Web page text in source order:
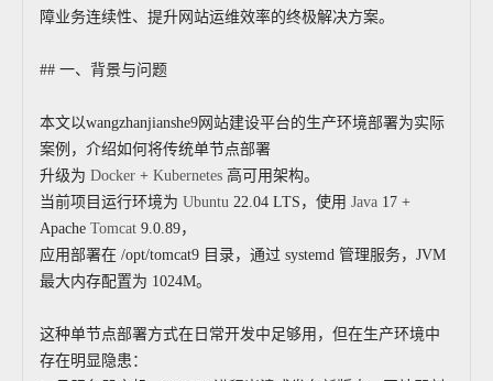
障业务连续性、提升网站运维效率的终极解决方案。
## 一、背景与问题
本文以wangzhanjianshe9网站建设平台的生产环境部署为实际
案例，介绍如何将传统单节点部署
升级为 Docker + Kubernetes 高可用架构。
当前项目运行环境为 Ubuntu 22.04 LTS，使用 Java 17 +
Apache Tomcat 9.0.89，
应用部署在 /opt/tomcat9 目录，通过 systemd 管理服务，JVM
最大内存配置为 1024M。
这种单节点部署方式在日常开发中足够用，但在生产环境中
存在明显隐患：